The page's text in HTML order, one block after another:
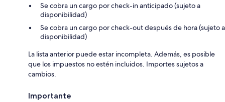
Se cobra un cargo por check-in anticipado (sujeto a
disponibilidad)
Se cobra un cargo por check-out después de hora (sujeto a
disponibilidad)
La lista anterior puede estar incompleta. Además, es posible
que los impuestos no estén incluidos. Importes sujetos a
cambios.
Importante